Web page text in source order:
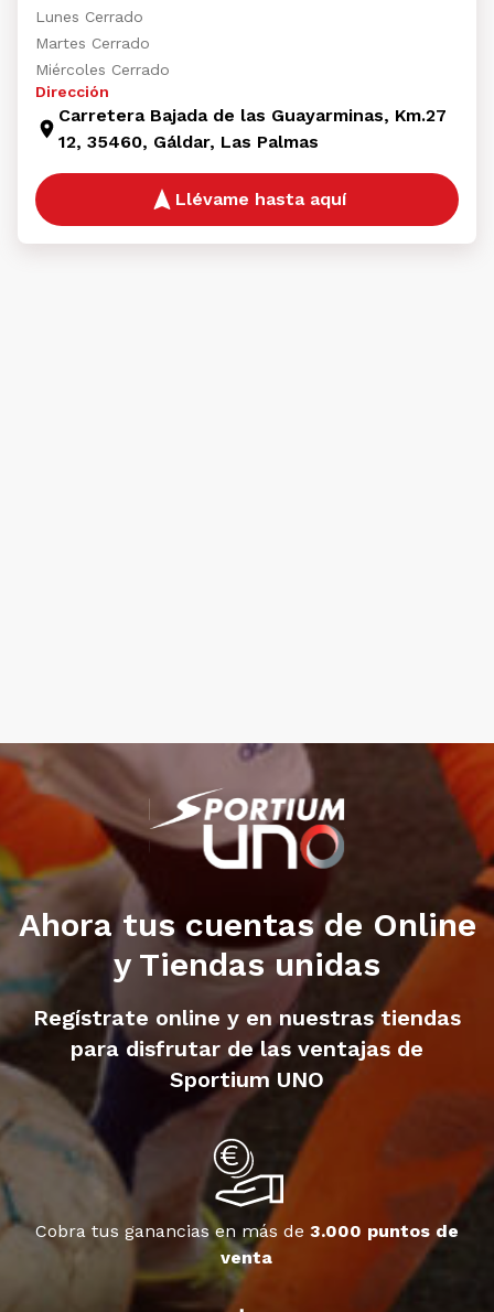
Lunes Cerrado
Martes Cerrado
Miércoles Cerrado
Dirección
Carretera Bajada de las Guayarminas, Km.27
12, 35460, Gáldar, Las Palmas
Llévame hasta aquí
Ahora tus cuentas de Online
y Tiendas unidas
Regístrate online y en nuestras tiendas
para disfrutar de las ventajas de
Sportium UNO
Cobra tus ganancias en más de 3.000 puntos de
venta